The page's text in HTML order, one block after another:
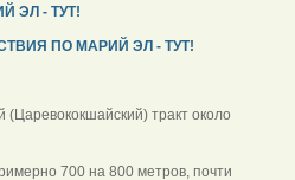
ЭЛ - ТУТ!
ПО МАРИЙ ЭЛ - ТУТ!
тракт около
700 на 800 метров, почти